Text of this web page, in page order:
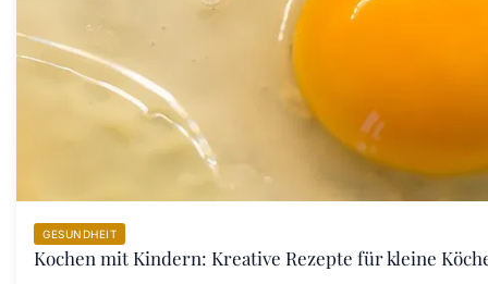
GESUNDHEIT
Kochen mit Kindern: Kreative Rezepte für kleine